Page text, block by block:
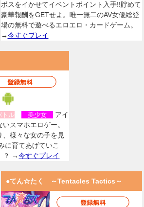
ボスをイかせてイベントポイント入手!!貯めて
豪華報酬をGETせよ。唯一無二のAV女優総登
場の無料で遊べるエロエロ・カードゲーム。
→今すぐプレイ
トル 美少女
アイ
スマホエロゲー。
様々な女の子を見
に育てあげていこ
？ →今すぐプレイ
●てん☆たく ～Tentacles Tactics～